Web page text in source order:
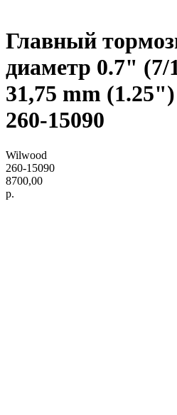
Главный
диаметр 0.7" (7/
31,75 mm
260-15090
Wilwood
260-15090
8700,00
р.